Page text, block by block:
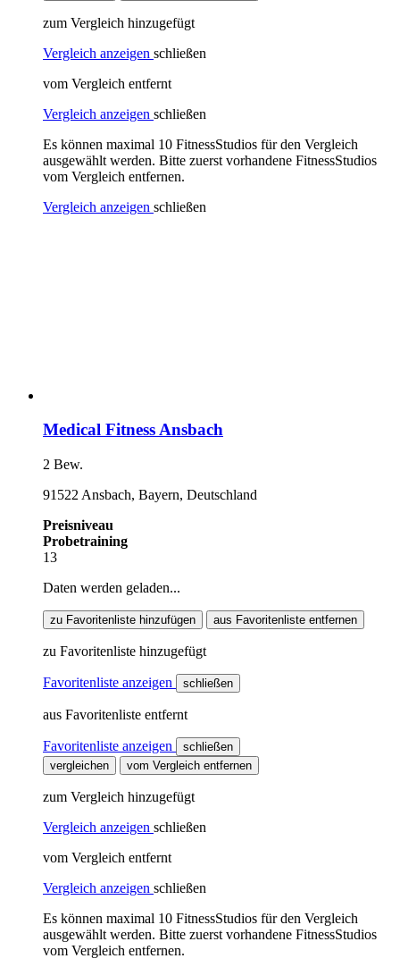
zum Vergleich hinzugefügt
Vergleich anzeigen schließen
vom Vergleich entfernt
Vergleich anzeigen schließen
Es können maximal 10 FitnessStudios für den Vergleich
ausgewählt werden. Bitte zuerst vorhandene FitnessStudios
vom Vergleich entfernen.
Vergleich anzeigen schließen
Medical Fitness Ansbach
2 Bew.
91522 Ansbach, Bayern, Deutschland
Preisniveau
Probetraining
13
Daten werden geladen...
zu Favoritenliste hinzufügen aus Favoritenliste entfernen
zu Favoritenliste hinzugefügt
Favoritenliste anzeigen schließen
aus Favoritenliste entfernt
Favoritenliste anzeigen
schließen
vergleichen
vom Vergleich entfernen
zum Vergleich hinzugefügt
Vergleich anzeigen schließen
vom Vergleich entfernt
Vergleich anzeigen schließen
Es können maximal 10 FitnessStudios für den Vergleich
ausgewählt werden. Bitte zuerst vorhandene FitnessStudios
vom Vergleich entfernen.